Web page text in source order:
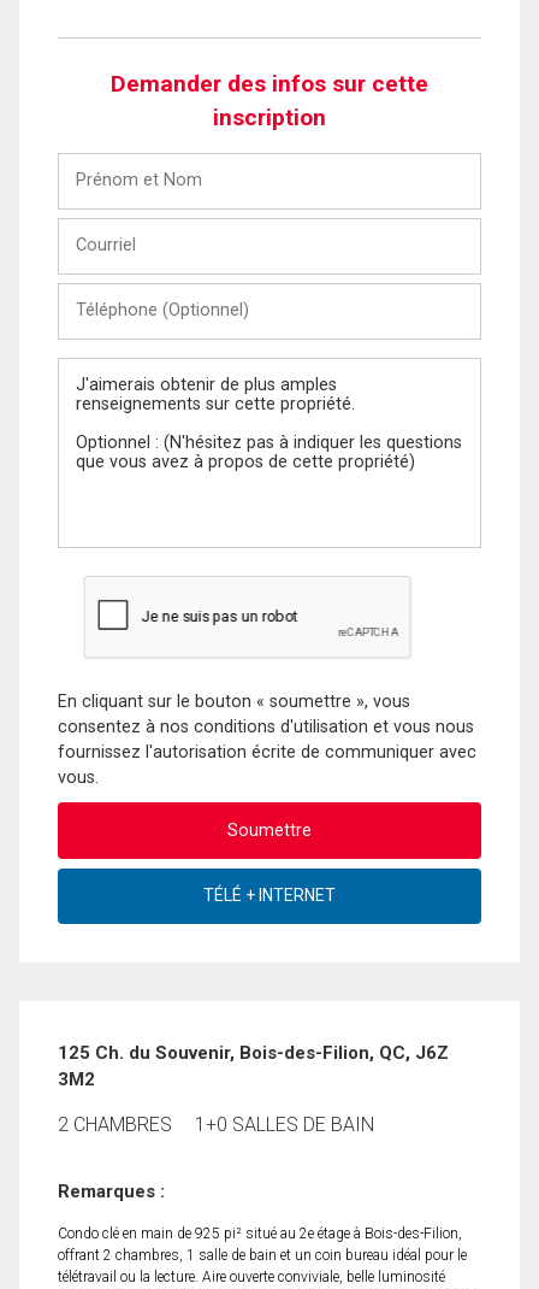
Demander des infos sur cette
inscription
Nom
(Optionnel)
Message
En cliquant sur le bouton « soumettre », vous
consentez à nos conditions d'utilisation et vous nous
fournissez l'autorisation écrite de communiquer avec
vous.
125 Ch. du Souvenir, Bois-des-Filion, QC, J6Z
3M2
2 CHAMBRES 1+0 SALLES DE BAIN
Remarques :
Condo clé en main de 925 pi² situé au 2e étage à Bois-des-Filion,
offrant 2 chambres, 1 salle de bain et un coin bureau idéal pour le
télétravail ou la lecture. Aire ouverte conviviale, belle luminosité